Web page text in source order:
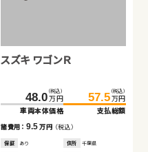
スズキ ワゴンＲ
48.0 （税込）
万円
車両本体価格
57.5 （税込）
万円
支払総額
諸費用： 9.5万円 （税込）
保証 あり 住所 千葉県
39.7（税込）
万円
5.7 万円（税込）
なし
年式 2013年 走行
排気 1,500 整備 法定整備付
29.7（税込）
万円
7.7 万円（税込）
なし
年式 2009年 走行
排気 660 整備 法定整備付
145.1（税込）
万円
14.8万円（税込）
あり
年式 2022年 走行
排気 1,500 整備 法定整備付